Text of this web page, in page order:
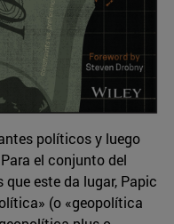
políticos y luego
el conjunto del
este da lugar, Papic
(o «geopolítica